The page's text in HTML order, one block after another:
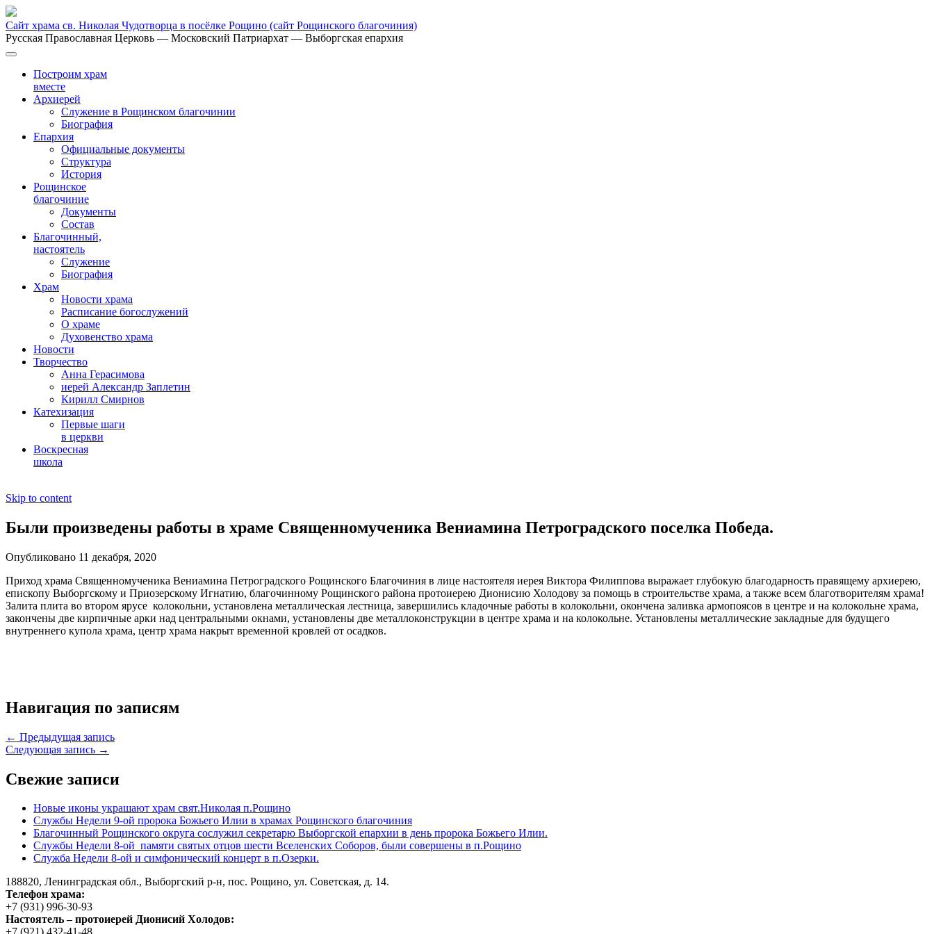
Сайт храма св. Николая Чудотворца в посёлке Рощино (сайт Рощинского благочиния)
Русская Православная Церковь — Московский Патриархат — Выборгская епархия
Построим храм
вместе
Архиерей
Служение в Рощинском благочинии
Биография
Епархия
Официальные документы
Структура
История
Рощинское
благочиние
Документы
Состав
Благочинный,
настоятель
Служение
Биография
Храм
Новости храма
Расписание богослужений
О храме
Духовенство храма
Новости
Творчество
Анна Герасимова
иерей Александр Заплетин
Кирилл Смирнов
Катехизация
Первые шаги
в церкви
Воскресная
школа
Skip to content
Были произведены работы в храме Священномученика Вениамина Петроградского поселка Победа.
Опубликовано 11 декабря, 2020
Приход храма Священномученика Вениамина Петроградского Рощинского Благочиния в лице настоятеля иерея Виктора Филиппова выражает глубокую благодарность правящему архиерею,
епископу Выборгскому и Приозерскому Игнатию, благочинному Рощинского района протоиерею Дионисию Холодову за помощь в строительстве храма, а также всем благотворителям храма!
Залита плита во втором ярусе колокольни, установлена металлическая лестница, завершились кладочные работы в колокольни, окончена заливка армопоясов в центре и на колокольне храма,
закончены две кирпичные арки над центральными окнами, установлены две металлоконструкции в центре храма и на колокольне. Установлены металлические закладные для будущего
внутреннего купола храма, центр храма накрыт временной кровлей от осадков.
Навигация по записям
← Предыдущая запись
Следующая запись →
Свежие записи
Новые иконы украшают храм свят.Николая п.Рощино
Службы Недели 9-ой пророка Божьего Илии в храмах Рощинского благочиния
Благочинный Рощинского округа сослужил секретарю Выборгской епархии в день пророка Божьего Илии.
Службы Недели 8-ой памяти святых отцов шести Вселенских Соборов, были совершены в п.Рощино
Служба Недели 8-ой и симфонический концерт в п.Озерки.
188820, Ленинградская обл., Выборгский р-н, пос. Рощино, ул. Советская, д. 14.
Телефон храма:
+7 (931) 996-30-93
Настоятель – протоиерей Дионисий Холодов: